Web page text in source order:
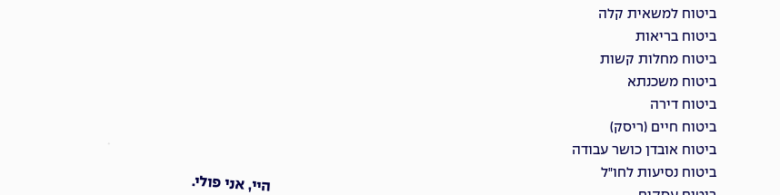
ביטוח למשאית קלה
ביטוח בריאות
ביטוח מחלות קשות
ביטוח משכנתא
ביטוח דירה
ביטוח חיים (ריסק)
ביטוח אובדן כושר עבודה
ביטוח נסיעות לחו"ל
היי, אני פולי.